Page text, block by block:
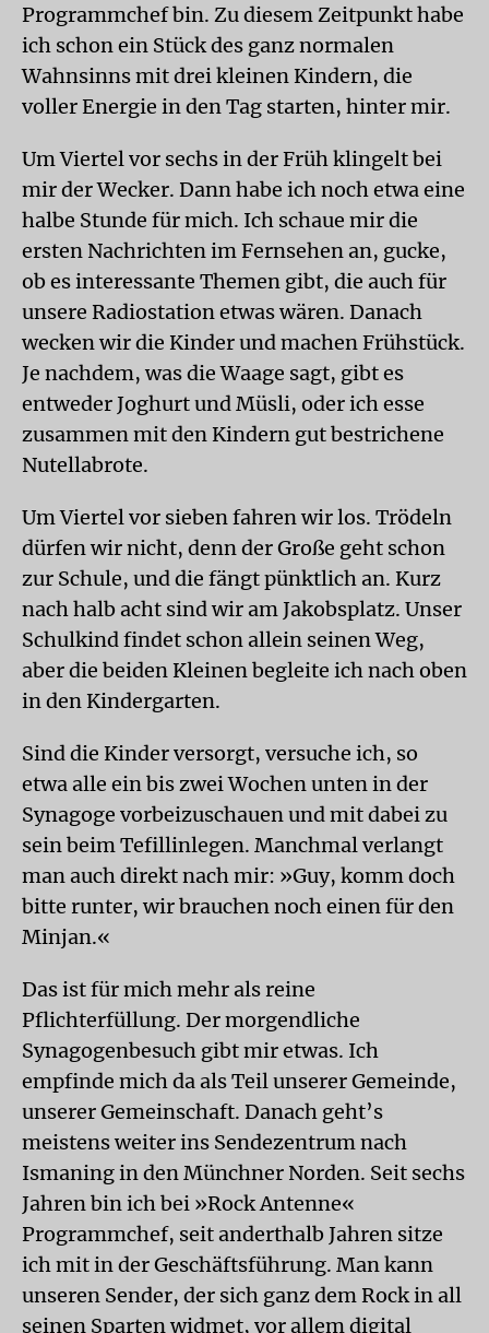
Programmchef bin. Zu diesem Zeitpunkt habe
ich schon ein Stück des ganz normalen
Wahnsinns mit drei kleinen Kindern, die
voller Energie in den Tag starten, hinter mir.
Um Viertel vor sechs in der Früh klingelt bei
mir der Wecker. Dann habe ich noch etwa eine
halbe Stunde für mich. Ich schaue mir die
ersten Nachrichten im Fernsehen an, gucke,
ob es interessante Themen gibt, die auch für
unsere Radiostation etwas wären. Danach
wecken wir die Kinder und machen Frühstück.
Je nachdem, was die Waage sagt, gibt es
entweder Joghurt und Müsli, oder ich esse
zusammen mit den Kindern gut bestrichene
Nutellabrote.
Um Viertel vor sieben fahren wir los. Trödeln
dürfen wir nicht, denn der Große geht schon
zur Schule, und die fängt pünktlich an. Kurz
nach halb acht sind wir am Jakobsplatz. Unser
Schulkind findet schon allein seinen Weg,
aber die beiden Kleinen begleite ich nach oben
in den Kindergarten.
Sind die Kinder versorgt, versuche ich, so
etwa alle ein bis zwei Wochen unten in der
Synagoge vorbeizuschauen und mit dabei zu
sein beim Tefillinlegen. Manchmal verlangt
man auch direkt nach mir: »Guy, komm doch
bitte runter, wir brauchen noch einen für den
Minjan.«
Das ist für mich mehr als reine
Pflichterfüllung. Der morgendliche
Synagogenbesuch gibt mir etwas. Ich
empfinde mich da als Teil unserer Gemeinde,
unserer Gemeinschaft. Danach geht’s
meistens weiter ins Sendezentrum nach
Ismaning in den Münchner Norden. Seit sechs
Jahren bin ich bei »Rock Antenne«
Programmchef, seit anderthalb Jahren sitze
ich mit in der Geschäftsführung. Man kann
unseren Sender, der sich ganz dem Rock in all
seinen Sparten widmet, vor allem digital